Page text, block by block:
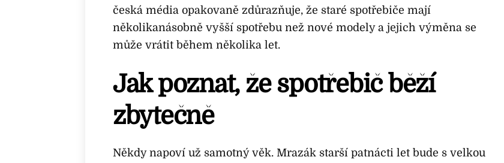
česká média opakovaně zdůrazňuje, že staré spotřebiče mají
několikanásobně vyšší spotřebu než nové modely a jejich výměna se
může vrátit během několika let.
Jak poznat, že spotřebič běží
zbytečně
Někdy napoví už samotný věk. Mrazák starší patnácti let bude s velkou